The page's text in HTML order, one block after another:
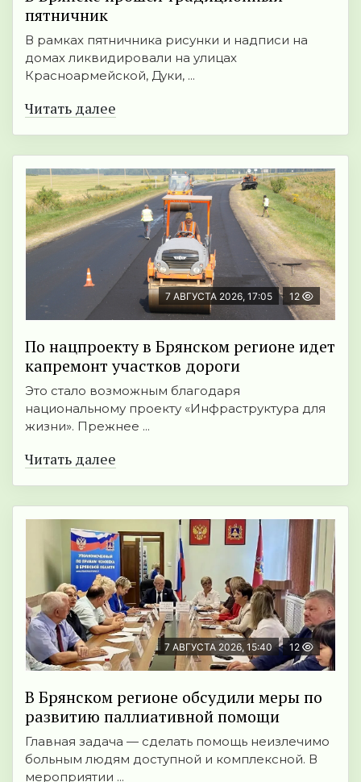
пятничник
В рамках пятничника рисунки и надписи на
домах ликвидировали на улицах
Красноармейской, Дуки, ...
Читать далее
7 АВГУСТА 2026, 17:05 12
По нацпроекту в Брянском регионе идет
капремонт участков дороги
Это стало возможным благодаря
национальному проекту «Инфраструктура для
жизни». Прежнее ...
Читать далее
7 АВГУСТА 2026, 15:40 12
В Брянском регионе обсудили меры по
развитию паллиативной помощи
Главная задача — сделать помощь неизлечимо
больным людям доступной и комплексной. В
мероприятии ...